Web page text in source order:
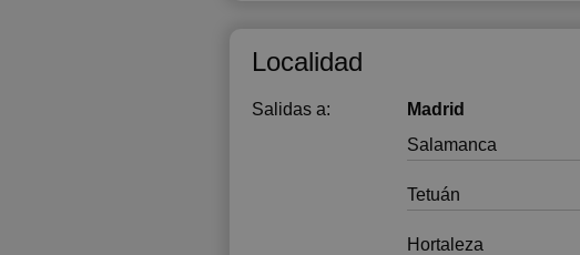
Localidad
Salidas a:
Madrid
Salamanca
Tetuán
Hortaleza